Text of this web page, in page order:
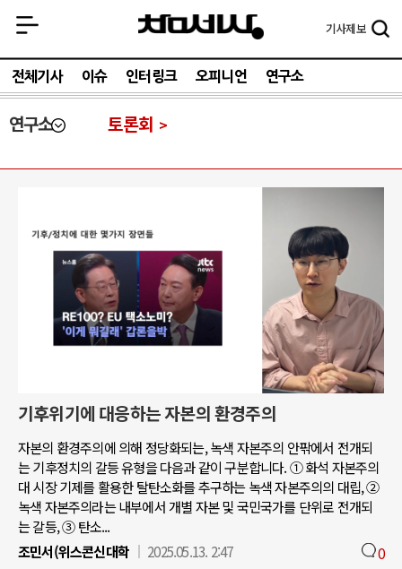
기사제보
전체기사 이슈 인터링크 오피니언 연구소
연구소 토론회
기후위기에 대응하는 자본의 환경주의
자본의 환경주의에 의해 정당화되는, 녹색 자본주의 안팎에서 전개되
는 기후정치의 갈등 유형을 다음과 같이 구분합니다. ① 화석 자본주의
대 시장 기제를 활용한 탈탄소화를 추구하는 녹색 자본주의의 대립, ②
녹색 자본주의라는 내부에서 개별 자본 및 국민국가를 단위로 전개되
는 갈등, ③ 탄소...
조민서(위스콘신대학
2025.05.13. 2:47 0